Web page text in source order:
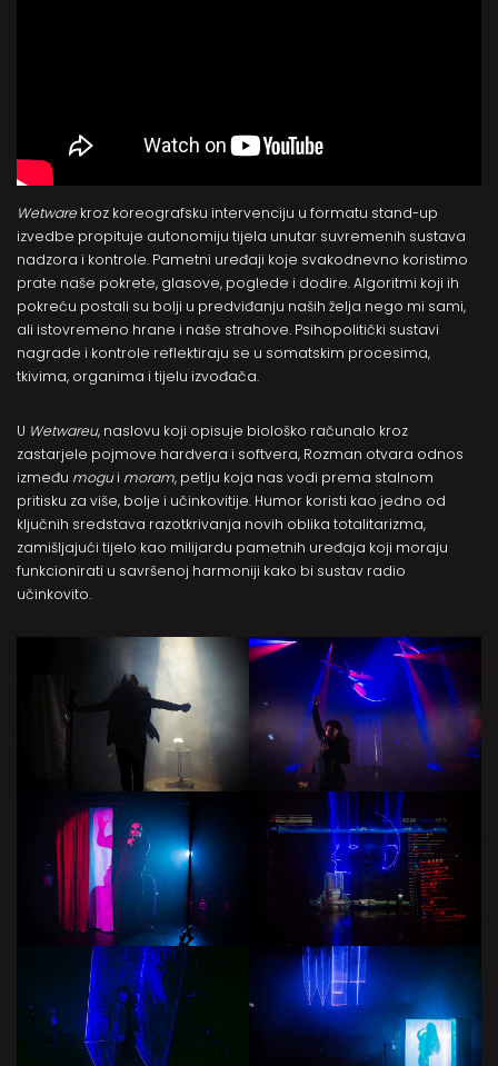
Wetware kroz koreografsku intervenciju u formatu stand-up
izvedbe propituje autonomiju tijela unutar suvremenih sustava
nadzora i kontrole. Pametni uređaji koje svakodnevno koristimo
prate naše pokrete, glasove, poglede i dodire. Algoritmi koji ih
pokreću postali su bolji u predviđanju naših želja nego mi sami,
ali istovremeno hrane i naše strahove. Psihopolitički sustavi
nagrade i kontrole reflektiraju se u somatskim procesima,
tkivima, organima i tijelu izvođača.
U Wetwareu, naslovu koji opisuje biološko računalo kroz
zastarjele pojmove hardvera i softvera, Rozman otvara odnos
između mogui moram, petlju koja nas vodi prema stalnom
pritisku za više, bolje i učinkovitije. Humor koristi kao jedno od
ključnih sredstava razotkrivanja novih oblika totalitarizma,
zamišljajući tijelo kao milijardu pametnih uređaja koji moraju
funkcionirati u savršenoj harmoniji kako bi sustav radio
učinkovito.